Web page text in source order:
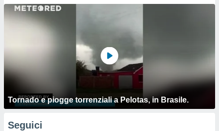
Tornado e piogge torrenziali a Pelotas, in Brasile.
Seguici